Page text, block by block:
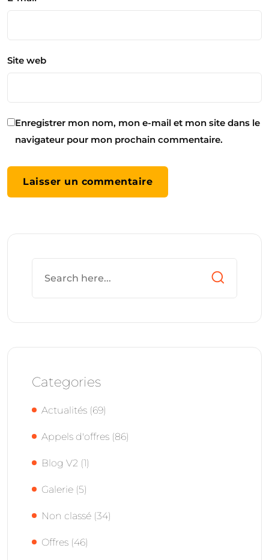
Site web
Enregistrer mon nom, mon e-mail et mon site dans le
navigateur pour mon prochain commentaire.
Categories
Actualités (69)
Appels d'offres (86)
Blog V2 (1)
Galerie (5)
Non classé (34)
Offres (46)